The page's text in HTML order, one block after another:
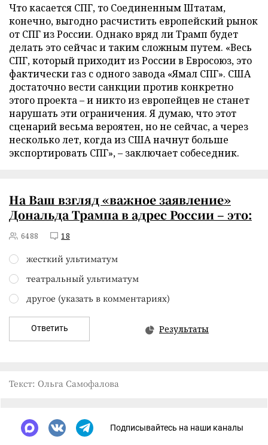
Что касается СПГ, то Соединенным Штатам,
конечно, выгодно расчистить европейский рынок
от СПГ из России. Однако вряд ли Трамп будет
делать это сейчас и таким сложным путем. «Весь
СПГ, который приходит из России в Евросоюз, это
фактически газ с одного завода «Ямал СПГ». США
достаточно вести санкции против конкретно
этого проекта – и никто из европейцев не станет
нарушать эти ограничения. Я думаю, что этот
сценарий весьма вероятен, но не сейчас, а через
несколько лет, когда из США начнут больше
экспортировать СПГ», – заключает собеседник.
На Ваш взгляд «важное заявление»
Дональда Трампа в адрес России – это:
6488 18
жесткий ультиматум
театральный ультиматум
другое (указать в комментариях)
Ответить Результаты
Текст: Ольга Самофалова
Подписывайтесь на наши каналы